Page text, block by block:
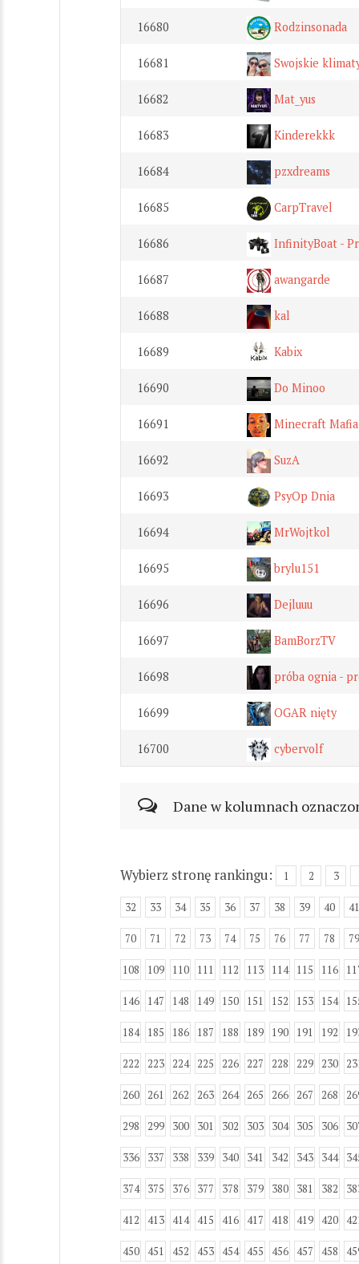
16680 Rodzinsonada
16681 Swojskie
16682 Mat_yus
16683 Kinderekkk
16684 pzxdreams
16685 CarpTravel
16686 InfinityBoat -
16687 awangarde
16688 kal
16689 Kabix
16690 Do Minoo
16691 Minecraft Mafia
16692 SuzA
16693 PsyOp Dnia
16694 MrWojtkol
16695 brylu151
16696 Dejluuu
16697 BamBorzTV
16698 próba ognia -
16699 OGAR nięty
16700 cybervolf
Dane w kolumnach
Wybierz stronę rankingu: 1 2 3
32 33 34 35 36 37 38 39 40 41
70 71 72 73 74 75 76 77 78 79
108 109 110 111 112 113 114 115 116
146 147 148 149 150 151 152 153 154
184 185 186 187 188 189 190 191 192
222 223 224 225 226 227 228 229 230
260 261 262 263 264 265 266 267 268
298 299 300 301 302 303 304 305 306
336 337 338 339 340 341 342 343 344
374 375 376 377 378 379 380 381 382
412 413 414 415 416 417 418 419 420
450 451 452 453 454 455 456 457 458